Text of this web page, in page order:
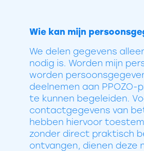
Wie kan mijn
We delen gegevens
nodig is. Worden mijn
worden
deelnemen aan
te kunnen begeleiden.
contactgegevens van
hebben hiervoor
zonder direct praktisch
ontvangen, dienen deze